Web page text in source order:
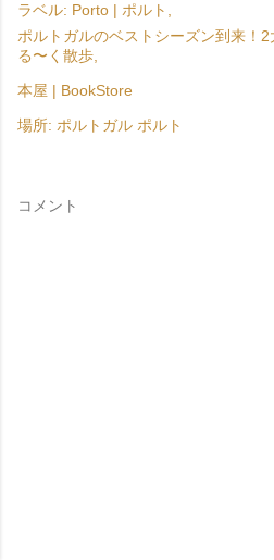
ラベル: Porto | ポルト
ポルトガルのベストシーズン到来！
る〜く散歩
本屋 | BookStore
場所: ポルトガル ポルト
コメント